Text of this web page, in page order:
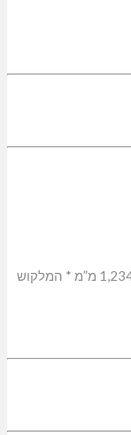
החמסין הכבד נשבר עם 15 מ”מ גשם * מצטבר: 1,234 מ”מ * המלקוש